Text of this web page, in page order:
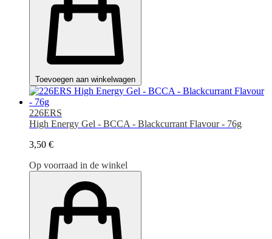
Toevoegen aan winkelwagen
226ERS
High Energy Gel - BCCA - Blackcurrant Flavour - 76g
3,50 €
Op voorraad in de winkel